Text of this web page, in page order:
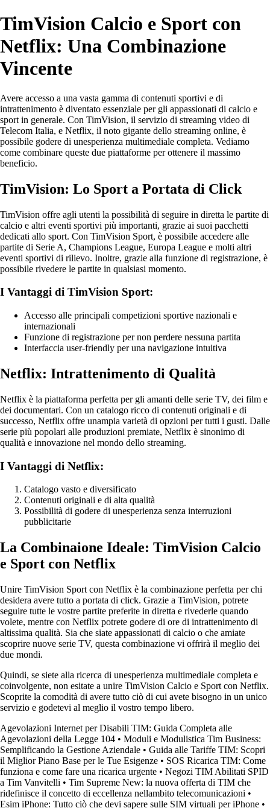
TimVision Calcio e Sport con
Netflix: Una Combinazione
Vincente
Avere accesso a una vasta gamma di contenuti sportivi e di
intrattenimento è diventato essenziale per gli appassionati di calcio e
sport in generale. Con TimVision, il servizio di streaming video di
Telecom Italia, e Netflix, il noto gigante dello streaming online, è
possibile godere di unesperienza multimediale completa. Vediamo
come combinare queste due piattaforme per ottenere il massimo
beneficio.
TimVision: Lo Sport a Portata di Click
TimVision offre agli utenti la possibilità di seguire in diretta le partite di
calcio e altri eventi sportivi più importanti, grazie ai suoi pacchetti
dedicati allo sport. Con TimVision Sport, è possibile accedere alle
partite di Serie A, Champions League, Europa League e molti altri
eventi sportivi di rilievo. Inoltre, grazie alla funzione di registrazione, è
possibile rivedere le partite in qualsiasi momento.
I Vantaggi di TimVision Sport:
Accesso alle principali competizioni sportive nazionali e
internazionali
Funzione di registrazione per non perdere nessuna partita
Interfaccia user-friendly per una navigazione intuitiva
Netflix: Intrattenimento di Qualità
Netflix è la piattaforma perfetta per gli amanti delle serie TV, dei film e
dei documentari. Con un catalogo ricco di contenuti originali e di
successo, Netflix offre unampia varietà di opzioni per tutti i gusti. Dalle
serie più popolari alle produzioni premiate, Netflix è sinonimo di
qualità e innovazione nel mondo dello streaming.
I Vantaggi di Netflix:
Catalogo vasto e diversificato
Contenuti originali e di alta qualità
Possibilità di godere di unesperienza senza interruzioni
pubblicitarie
La Combinaione Ideale: TimVision Calcio
e Sport con Netflix
Unire TimVision Sport con Netflix è la combinazione perfetta per chi
desidera avere tutto a portata di click. Grazie a TimVision, potrete
seguire tutte le vostre partite preferite in diretta e rivederle quando
volete, mentre con Netflix potrete godere di ore di intrattenimento di
altissima qualità. Sia che siate appassionati di calcio o che amiate
scoprire nuove serie TV, questa combinazione vi offrirà il meglio dei
due mondi.
Quindi, se siete alla ricerca di unesperienza multimediale completa e
coinvolgente, non esitate a unire TimVision Calcio e Sport con Netflix.
Scoprite la comodità di avere tutto ciò di cui avete bisogno in un unico
servizio e godetevi al meglio il vostro tempo libero.
Agevolazioni Internet per Disabili TIM: Guida Completa alle
Agevolazioni della Legge 104 • Moduli e Modulistica Tim Business:
Semplificando la Gestione Aziendale • Guida alle Tariffe TIM: Scopri
il Miglior Piano Base per le Tue Esigenze • SOS Ricarica TIM: Come
funziona e come fare una ricarica urgente • Negozi TIM Abilitati SPID
a Tim Vanvitelli • Tim Supreme New: la nuova offerta di TIM che
ridefinisce il concetto di eccellenza nellambito telecomunicazioni •
Esim iPhone: Tutto ciò che devi sapere sulle SIM virtuali per iPhone •